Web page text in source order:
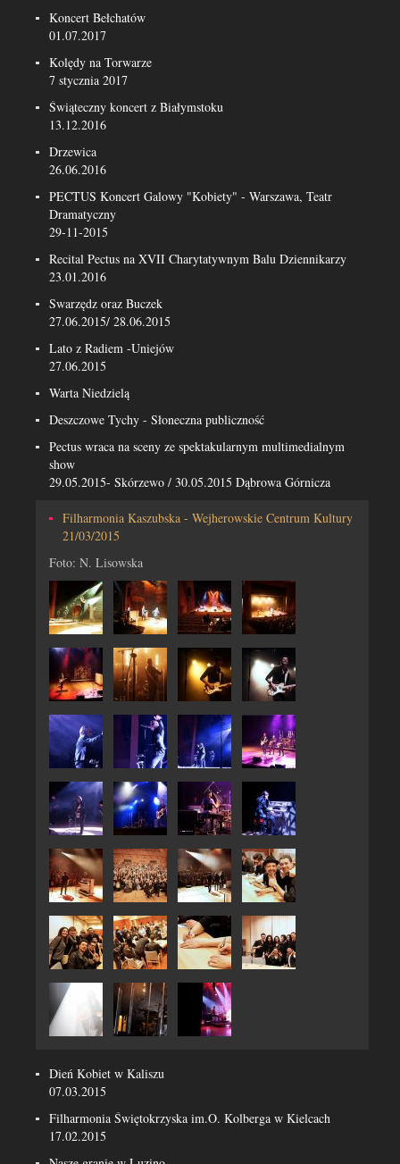
Koncert Bełchatów
01.07.2017
Kolędy na Torwarze
7 stycznia 2017
Świąteczny koncert z Białymstoku
13.12.2016
Drzewica
26.06.2016
PECTUS Koncert Galowy "Kobiety" - Warszawa, Teatr
Dramatyczny
29-11-2015
Recital Pectus na XVII Charytatywnym Balu Dziennikarzy
23.01.2016
Swarzędz oraz Buczek
27.06.2015/ 28.06.2015
Lato z Radiem -Uniejów
27.06.2015
Warta Niedzielą
Deszczowe Tychy - Słoneczna publiczność
Pectus wraca na sceny ze spektakularnym multimedialnym
show
29.05.2015- Skórzewo / 30.05.2015 Dąbrowa Górnicza
Filharmonia Kaszubska - Wejherowskie Centrum Kultury
21/03/2015
Foto: N. Lisowska
Dień Kobiet w Kaliszu
07.03.2015
Filharmonia Świętokrzyska im.O. Kolberga w Kielcach
17.02.2015